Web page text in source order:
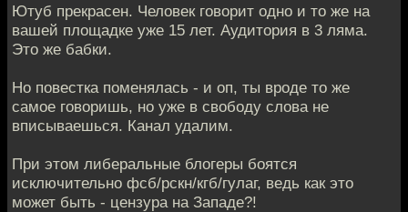
Ютуб прекрасен. Человек говорит одно и то же на
вашей площадке уже 15 лет. Аудитория в 3 ляма.
Это же бабки.
Но повестка поменялась - и оп, ты вроде то же
самое говоришь, но уже в свободу слова не
вписываешься. Канал удалим.
При этом либеральные блогеры боятся
исключительно фсб/рскн/кгб/гулаг, ведь как это
может быть - цензура на Западе?!